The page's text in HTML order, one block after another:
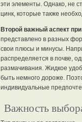
эти элементы. Однако, не
цинк, которые также
Второй важный аспект
представлено в разных
свои плюсы и минусы.
распределяется в почве,
размачивания. Жидкое
быть немного дороже.
индивидуальные
Важность